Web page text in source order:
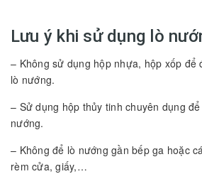
Lưu ý khi sử dụng lò
– Không sử dụng hộp nhựa, hộp xốp để
lò nướng.
– Sử dụng hộp thủy tinh chuyên dụng
nướng.
– Không để lò nướng gần bếp ga hoặc
rèm cửa, giấy,…